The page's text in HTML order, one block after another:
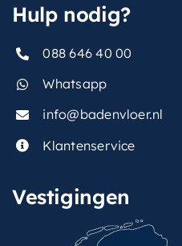
Hulp nodig?
088 646 40 00
Whatsapp
info@badenvloer.nl
Klantenservice
Vestigingen